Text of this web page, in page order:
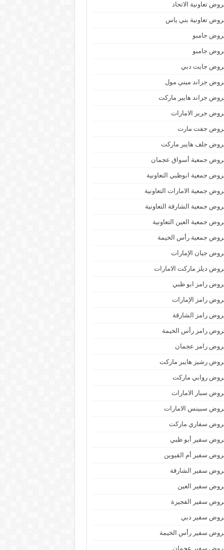
تعاونية الاتحاد
تعاونية بني ياس
جامبو
جامبو
جايت دبي
جراند ميني مول
جراند هايبر ماركت
جرير الامارات
جفت مارت
جلف هايبر ماركت
جمعية أسواق عجمان
جمعية ابوظبي التعاونية
جمعية الامارات التعاونية
جمعية الشارقة التعاونية
جمعية العين التعاونية
جمعية رأس الخيمة
جيان الإمارات
ديلز ماركت الامارات
رامز ابو ظبي
رامز الإمارات
رامز الشارقة
رامز رأس الخيمة
رامز عجمان
رشيز هايبر ماركت
روابي ماركت
سبار الامارات
سبينس الامارات
سفاري ماركت
سفير أبو ظبي
سفير أم القيوين
سفير الشارقة
سفير العين
سفير الفجيرة
سفير دبي
سفير رأس الخيمة
سفير عجمان